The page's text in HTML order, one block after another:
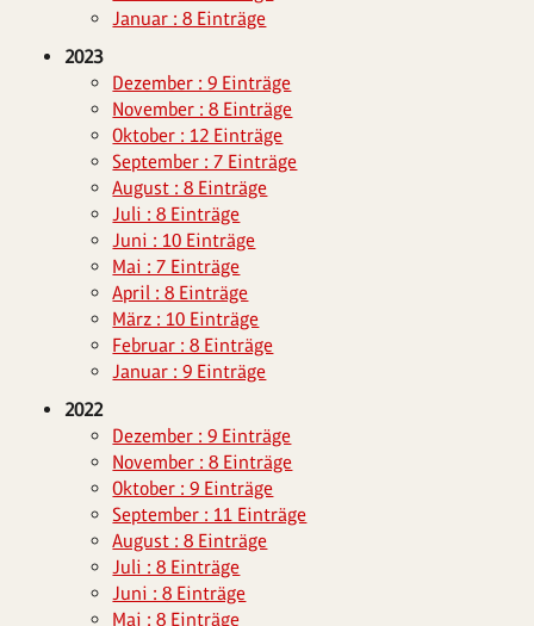
Januar : 8 Einträge
2023
Dezember : 9 Einträge
November : 8 Einträge
Oktober : 12 Einträge
September : 7 Einträge
August : 8 Einträge
Juli : 8 Einträge
Juni : 10 Einträge
Mai : 7 Einträge
April : 8 Einträge
März : 10 Einträge
Februar : 8 Einträge
Januar : 9 Einträge
2022
Dezember : 9 Einträge
November : 8 Einträge
Oktober : 9 Einträge
September : 11 Einträge
August : 8 Einträge
Juli : 8 Einträge
Juni : 8 Einträge
Mai : 8 Einträge